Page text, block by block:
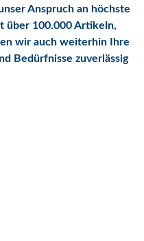
Anspruch an höchste
über 100.000 Artikeln,
wir auch weiterhin Ihre
Bedürfnisse zuverlässig